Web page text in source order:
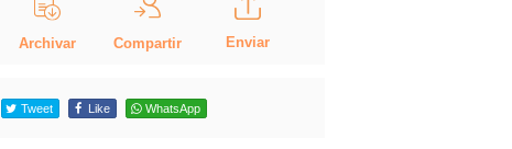
Archivar Compartir Enviar
Tweet Like WhatsApp